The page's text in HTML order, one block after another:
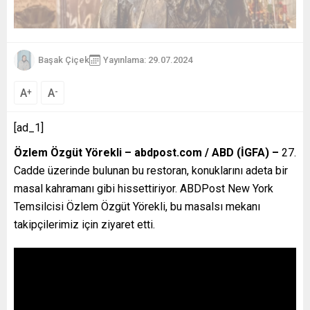
Başak Çiçek Yayınlama: 29.07.2024
A+ A-
[ad_1]
Özlem Özgüt Yörekli – abdpost.com / ABD (İGFA) – 27.
Cadde üzerinde bulunan bu restoran, konuklarını adeta bir
masal kahramanı gibi hissettiriyor. ABDPost New York
Temsilcisi Özlem Özgüt Yörekli, bu masalsı mekanı
takipçilerimiz için ziyaret etti.